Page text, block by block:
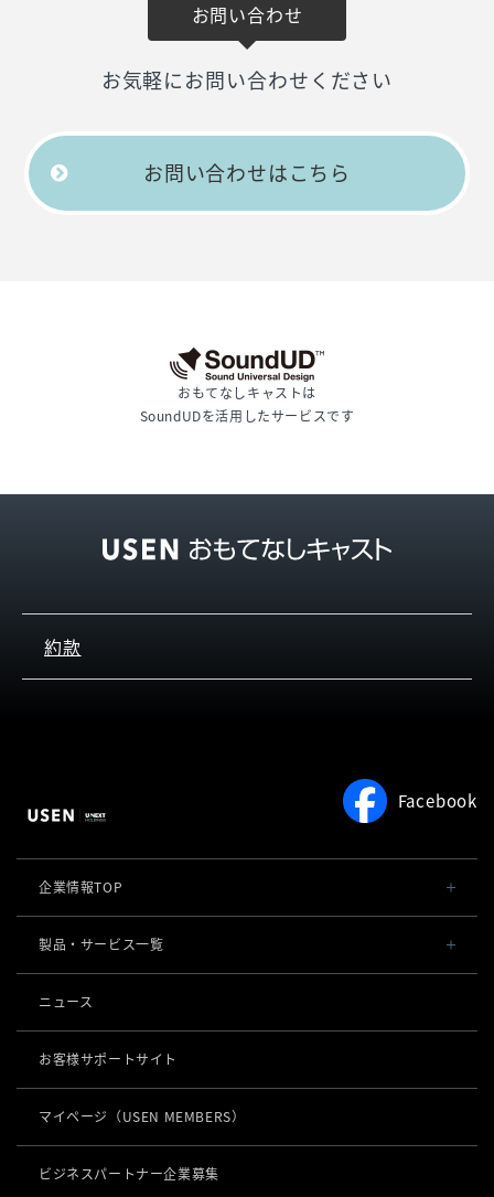
お問い合わせ
お気軽にお問い合わせください
お問い合わせはこちら
おもてなしキャストは
SoundUDを活用したサービスです
約款
Facebook
企業情報TOP
会社概要・役員一覧
社長メッセージ
事業所一覧
店舗DX
製品・サービス一覧
POSレジ 他
USENセルフレジ
USENレジTAB STORE
オーダーシステム
USEN ハンディ
USEN Mobile Order
キャッシュレス決済
USEN PAY
ロボティクス
導入事例
ニュース
お客様サポートサイト
マイページ （USEN MEMBERS）
ビジネスパートナー企業募集